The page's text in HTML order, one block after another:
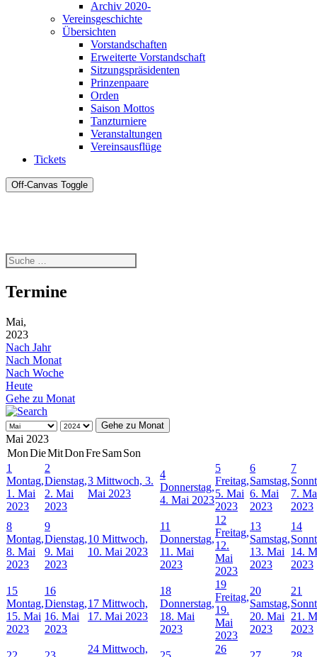
Archiv 2020-
Vereinsgeschichte
Übersichten
Vorstandschaften
Erweiterte Vorstandschaft
Sitzungspräsidenten
Prinzenpaare
Orden
Saison Mottos
Tanzturniere
Veranstaltungen
Vereinsausflüge
Tickets
Off-Canvas Toggle
Termine
Mai,
2023
Nach Jahr
Nach Monat
Nach Woche
Heute
Gehe zu Monat
Gehe zu Monat
Mai 2023
MonDieMitDonFreSamSon
1
Montag,
1. Mai
2023
2
Dienstag,
2. Mai
2023
3 Mittwoch, 3.
Mai 2023
4
Donnerstag,
4. Mai 2023
5
Freitag,
5. Mai
2023
6
Samstag,
6. Mai
2023
7
7.
2023
8
Montag,
8. Mai
2023
9
Dienstag,
9. Mai
2023
10 Mittwoch,
10. Mai 2023
11
Donnerstag,
11. Mai
2023
12
Freitag,
12.
Mai
2023
13
Samstag,
13. Mai
2023
14
14.
2023
15
Montag,
15. Mai
2023
16
Dienstag,
16. Mai
2023
17 Mittwoch,
17. Mai 2023
18
Donnerstag,
18. Mai
2023
19
Freitag,
19.
Mai
2023
20
Samstag,
20. Mai
2023
21
21.
2023
24 Mittwoch,
26